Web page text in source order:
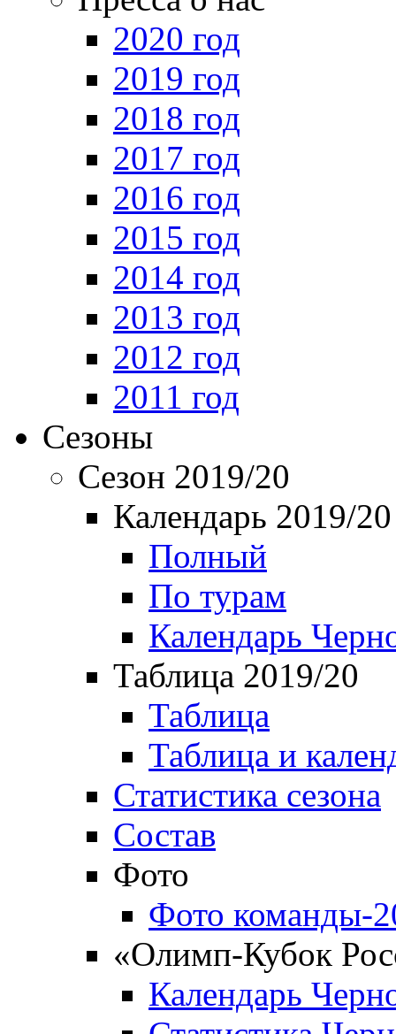
2020 год
2019 год
2018 год
2017 год
2016 год
2015 год
2014 год
2013 год
2012 год
2011 год
Сезоны
Сезон 2019/20
Календарь 2019/20
Полный
По турам
Календарь
Таблица 2019/20
Таблица
Таблица и
Статистика сезона
Состав
Фото
Фото команды-
«Олимп-Кубок
Календарь